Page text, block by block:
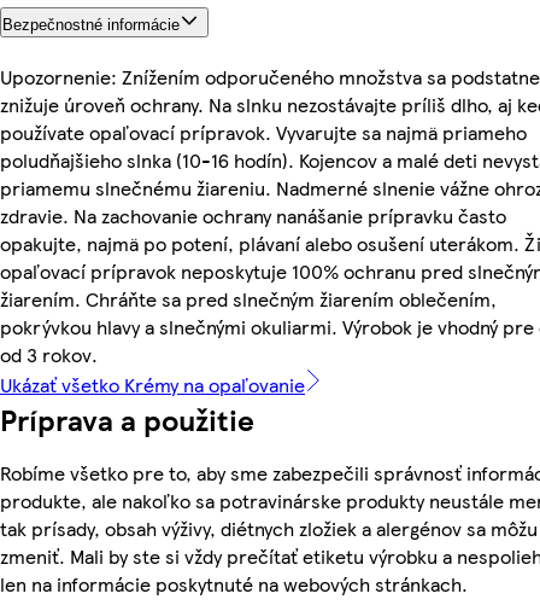
Bezpečnostné informácie
Upozornenie: Znížením odporučeného množstva sa podstatne
znižuje úroveň ochrany. Na slnku nezostávajte príliš dlho, aj
používate opaľovací prípravok. Vyvarujte sa najmä priameho
poludňajšieho slnka (10-16 hodín). Kojencov a malé deti
priamemu slnečnému žiareniu. Nadmerné slnenie vážne
zdravie. Na zachovanie ochrany nanášanie prípravku často
opakujte, najmä po potení, plávaní alebo osušení uterákom.
opaľovací prípravok neposkytuje 100% ochranu pred
žiarením. Chráňte sa pred slnečným žiarením oblečením,
pokrývkou hlavy a slnečnými okuliarmi. Výrobok je vhodný
od 3 rokov.
Ukázať všetko Krémy na opaľovanie
Príprava a použitie
Robíme všetko pre to, aby sme zabezpečili správnosť
produkte, ale nakoľko sa potravinárske produkty neustále
tak prísady, obsah výživy, diétnych zložiek a alergénov sa môžu
zmeniť. Mali by ste si vždy prečítať etiketu výrobku a
len na informácie poskytnuté na webových stránkach.